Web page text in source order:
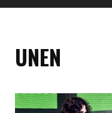
UNEN